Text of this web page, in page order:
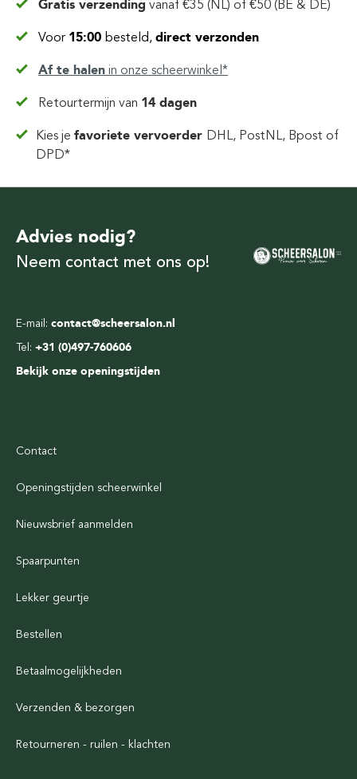
Gratis verzending vanaf €35 (NL) of €50 (BE & DE)
Voor 15:00 besteld, direct verzonden
Af te halen in onze scheerwinkel*
Retourtermijn van 14 dagen
Kies jefavoriete vervoerder DHL, PostNL, Bpost of
DPD*
E-mail: contact@scheersalon.nl
Tel: +31 (0)497-760606
Bekijk onze openingstijden
Advies nodig?
Neem contact met ons op!
Contact
Openingstijden scheerwinkel
Nieuwsbrief aanmelden
Spaarpunten
Lekker geurtje
Bestellen
Betaalmogelijkheden
Verzenden & bezorgen
Retourneren - ruilen - klachten